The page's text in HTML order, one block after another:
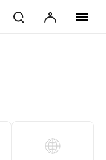
검색
마이페이지